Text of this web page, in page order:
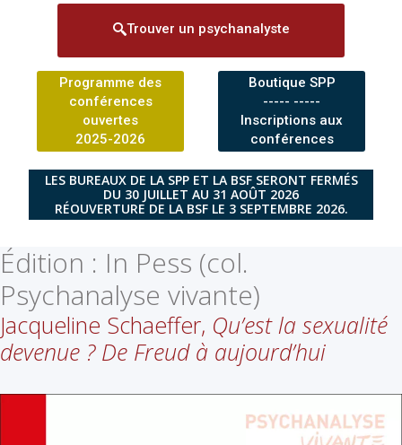
Trouver un psychanalyste
Programme des
conférences
ouvertes
2025-2026
Boutique SPP
----- -----
Inscriptions aux
conférences
LES BUREAUX DE LA SPP ET LA BSF SERONT FERMÉS
DU 30 JUILLET AU 31 AOÛT 2026
RÉOUVERTURE DE LA BSF LE 3 SEPTEMBRE 2026.
Édition : In Pess (col.
Psychanalyse vivante)
Jacqueline Schaeffer, Qu’est la sexualité
devenue ? De Freud à aujourd’hui